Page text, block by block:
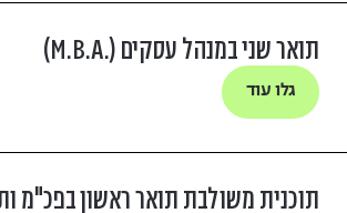
תואר שני במנהל עסקים (.M.B.A)
גלו עוד
תוכנית משולבת תואר ראשון בפכ"מ